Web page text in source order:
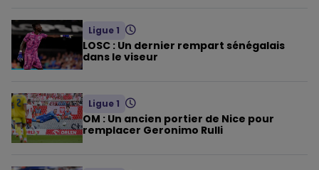
Ligue 1
LOSC : Un dernier rempart sénégalais
dans le viseur
Ligue 1
OM : Un ancien portier de Nice pour
remplacer Geronimo Rulli